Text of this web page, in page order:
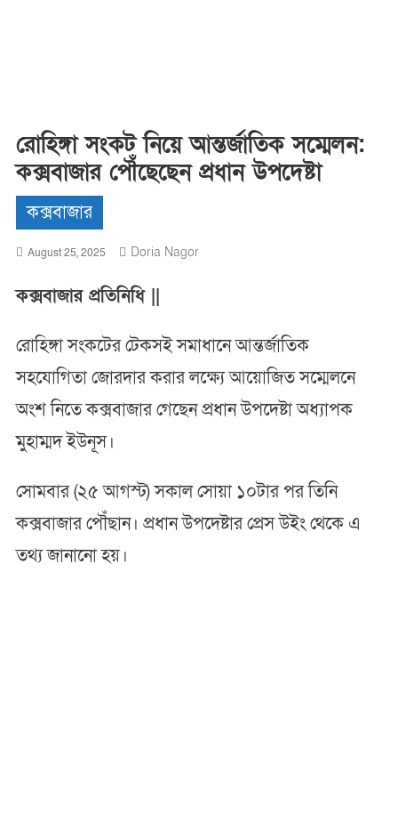
রোহিঙ্গা সংকট নিয়ে আন্তর্জাতিক সম্মেলন:
কক্সবাজার পৌঁছেছেন প্রধান উপদেষ্টা
কক্সবাজার
August 25, 2025 Doria Nagor
কক্সবাজার প্রতিনিধি ||
রোহিঙ্গা সংকটের টেকসই সমাধানে আন্তর্জাতিক
সহযোগিতা জোরদার করার লক্ষ্যে আয়োজিত সম্মেলনে
অংশ নিতে কক্সবাজার গেছেন প্রধান উপদেষ্টা অধ্যাপক
মুহাম্মদ ইউনূস।
সোমবার (২৫ আগস্ট) সকাল সোয়া ১০টার পর তিনি
কক্সবাজার পৌঁছান। প্রধান উপদেষ্টার প্রেস উইং থেকে এ
তথ্য জানানো হয়।